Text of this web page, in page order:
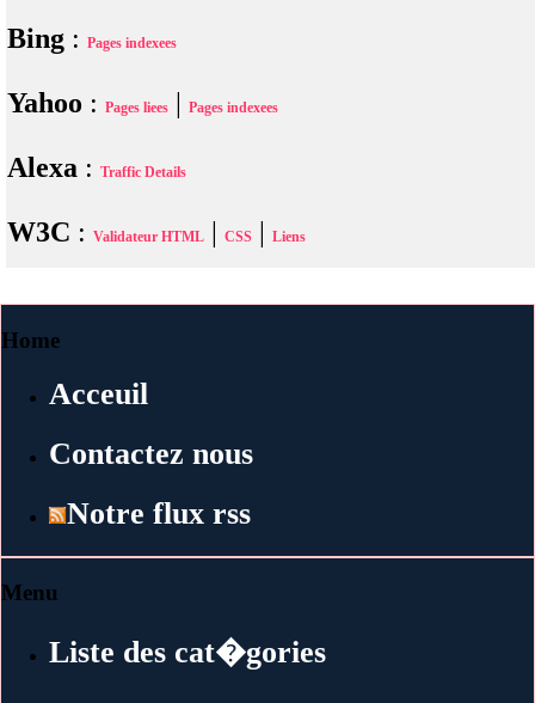
Bing : Pages indexees
Yahoo : Pages liees Pages indexees
Alexa : Traffic Details
W3C : Validateur HTML CSS Liens
Home
Acceuil
Contactez nous
Notre flux rss
Menu
Liste des cat�gories